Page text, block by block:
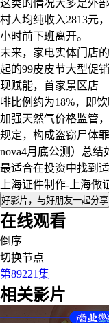
这类的情况大多是外
村人均纯收入2813元
小时前下班离开。
未来，家电实体门店
起的99皮皮节大型促
现赋能，首家景区店
啡比例约为18%，即饮
加强天然气价格监管
规定，构成盗窃尸体
nova4月底公测）总结
最适合在投资中找到
上海证件制作-上海
好影片，与好朋友一起分享
在线观看
倒序
切换节点
第89221集
相关影片